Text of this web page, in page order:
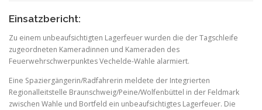
Einsatzbericht:
Zu einem unbeaufsichtigten Lagerfeuer wurden die der Tagschleife
zugeordneten Kameradinnen und Kameraden des
Feuerwehrschwerpunktes Vechelde-Wahle alarmiert.
Eine Spaziergängerin/Radfahrerin meldete der Integrierten
Regionalleitstelle Braunschweig/Peine/Wolfenbüttel in der Feldmark
zwischen Wahle und Bortfeld ein unbeaufsichtigtes Lagerfeuer. Die